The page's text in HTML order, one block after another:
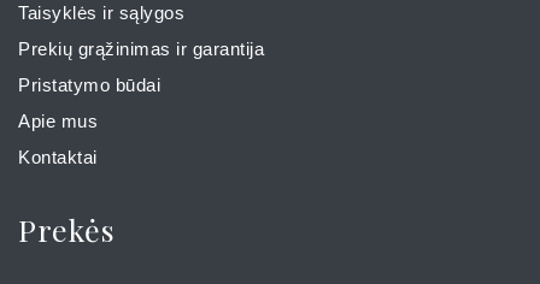
Taisyklės ir sąlygos
Prekių grąžinimas ir garantija
Pristatymo būdai
Apie mus
Kontaktai
Prekės